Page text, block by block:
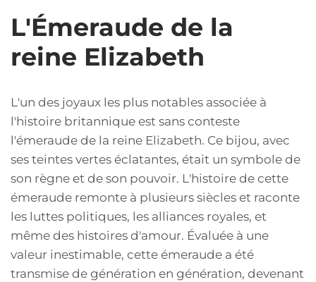
L'Émeraude de la
reine Elizabeth
L'un des joyaux les plus notables associée à
l'histoire britannique est sans conteste
l'émeraude de la reine Elizabeth. Ce bijou, avec
ses teintes vertes éclatantes, était un symbole de
son règne et de son pouvoir. L'histoire de cette
émeraude remonte à plusieurs siècles et raconte
les luttes politiques, les alliances royales, et
même des histoires d'amour. Évaluée à une
valeur inestimable, cette émeraude a été
transmise de génération en génération, devenant